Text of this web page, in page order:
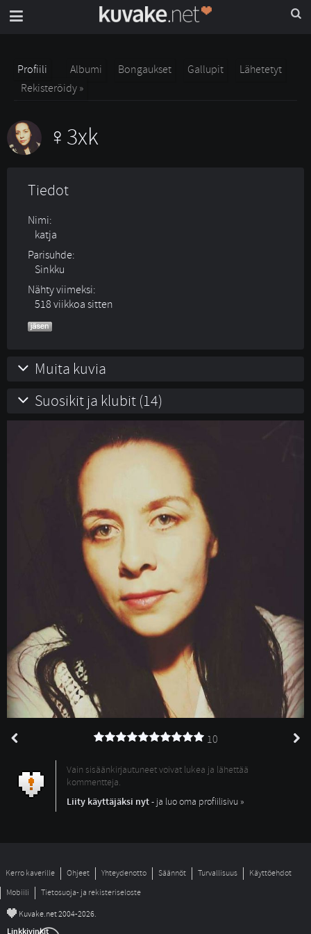
Profiili Albumi Bongaukset Gallupit
Lähetetyt
Rekisteröidy »
3xk
Tiedot
Nimi:
katja
Parisuhde:
Sinkku
Nähty viimeksi:
518 viikkoa sitten
Muita kuvia
Suosikit ja klubit (14)
10
Vain sisäänkirjautuneet voivat lukea ja lähettää
kommentteja.
Liity käyttäjäksi nyt- ja luo oma profiilisivu »
Kerro kaverille Ohjeet Yhteydenotto Säännöt Turvallisuus
Käyttöehdot
Mobiili
Tietosuoja- ja rekisteriseloste
© Kuvake.net 2004-2026.
Linkkivinkit